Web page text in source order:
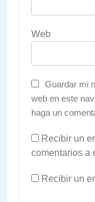
Web
Guardar mi
web en este
haga un
Recibir un
comentarios a
Recibir un